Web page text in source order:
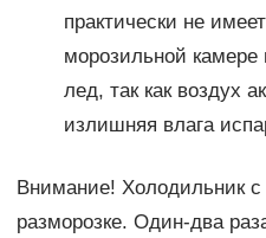
практически не
морозильной камере
лед, так как воздух
излишняя влага
Внимание! Холодильник
разморозке. Один-два